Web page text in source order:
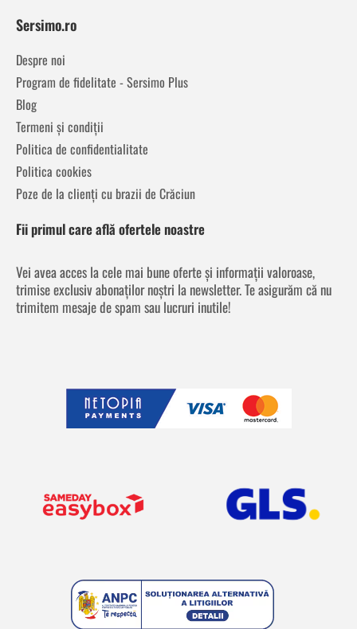
Sersimo.ro
Despre noi
Program de fidelitate - Sersimo Plus
Blog
Termeni și condiții
Politica de confidentialitate
Politica cookies
Poze de la clienți cu brazii de Crăciun
Fii primul care află ofertele noastre
Vei avea acces la cele mai bune oferte și informații valoroase,
trimise exclusiv abonaților noștri la newsletter. Te asigurăm că nu
trimitem mesaje de spam sau lucruri inutile!